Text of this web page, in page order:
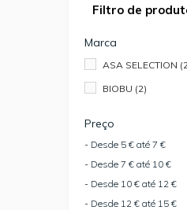
Filtro de
Marca
ASA SELECTION
BIOBU (2)
Preço
- Desde 5 € até 7 €
- Desde 7 € até 10 €
- Desde 10 € até 12 €
- Desde 12 € até 15 €